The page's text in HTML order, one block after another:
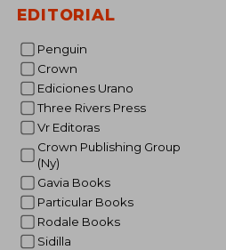
EDITORIAL
Penguin
Crown
Ediciones Urano
Three Rivers Press
Vr Editoras
Crown Publishing Group
(Ny)
Gavia Books
Particular Books
Rodale Books
Sidilla